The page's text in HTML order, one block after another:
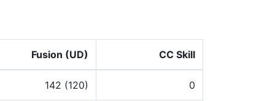
Fusion (UD) CC Skill
142 (120) 0